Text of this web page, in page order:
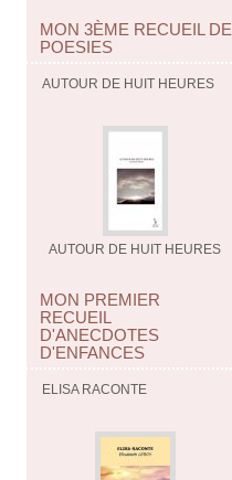
MON 3ÈME RECUEIL DE
POESIES
AUTOUR DE HUIT HEURES
AUTOUR DE HUIT HEURES
MON PREMIER
RECUEIL
D'ANECDOTES
D'ENFANCES
ELISA RACONTE